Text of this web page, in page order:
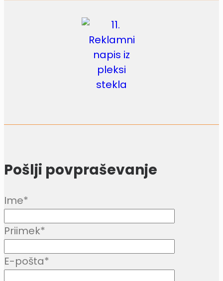
Pošlji povpraševanje
Ime*
Priimek*
E-pošta*